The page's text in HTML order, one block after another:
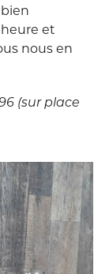
et
nous en
(sur place